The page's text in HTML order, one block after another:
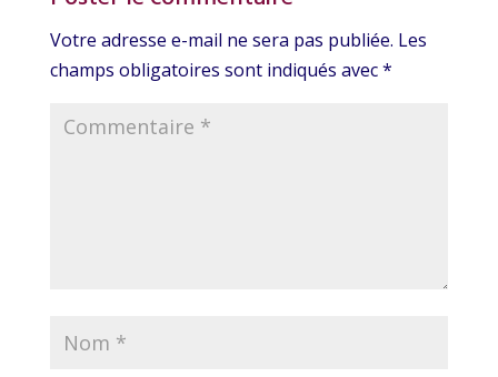
Votre adresse e-mail ne sera pas publiée. Les
champs obligatoires sont indiqués avec*